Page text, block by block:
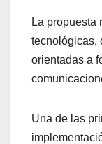
La propuesta
tecnológicas,
orientadas a
Una de las